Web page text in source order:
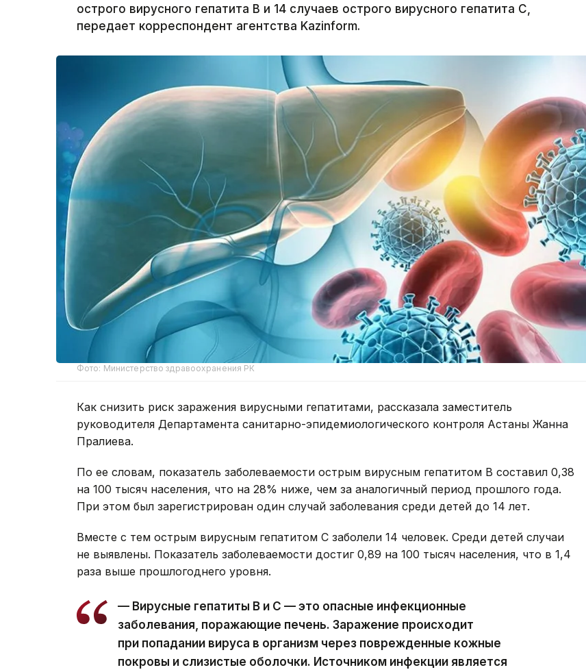
острого вирусного гепатита В и 14 случаев острого вирусного гепатита С,
передает корреспондент агентства Kazinform.
Фото: Министерство здравоохранения РК
Как снизить риск заражения вирусными гепатитами, рассказала заместитель
руководителя Департамента санитарно-эпидемиологического контроля Астаны Жанна
Пралиева.
По ее словам, показатель заболеваемости острым вирусным гепатитом В составил 0,38
на 100 тысяч населения, что на 28% ниже, чем за аналогичный период прошлого года.
При этом был зарегистрирован один случай заболевания среди детей до 14 лет.
Вместе с тем острым вирусным гепатитом С заболели 14 человек. Среди детей случаи
не выявлены. Показатель заболеваемости достиг 0,89 на 100 тысяч населения, что в 1,4
раза выше прошлогоднего уровня.
— Вирусные гепатиты В и С — это опасные инфекционные
заболевания, поражающие печень. Заражение происходит
при попадании вируса в организм через поврежденные кожные
покровы и слизистые оболочки. Источником инфекции является